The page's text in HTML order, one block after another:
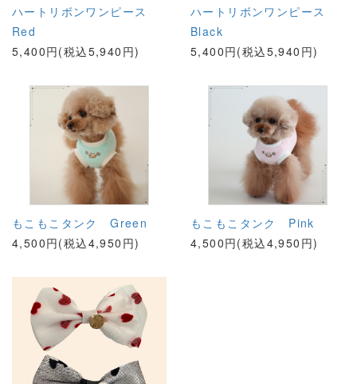
ハートリボンワンピース
Red
5,400円(税込5,940円)
ハートリボンワンピース
Black
5,400円(税込5,940円)
もこもこタンク Green
4,500円(税込4,950円)
もこもこタンク Pink
4,500円(税込4,950円)